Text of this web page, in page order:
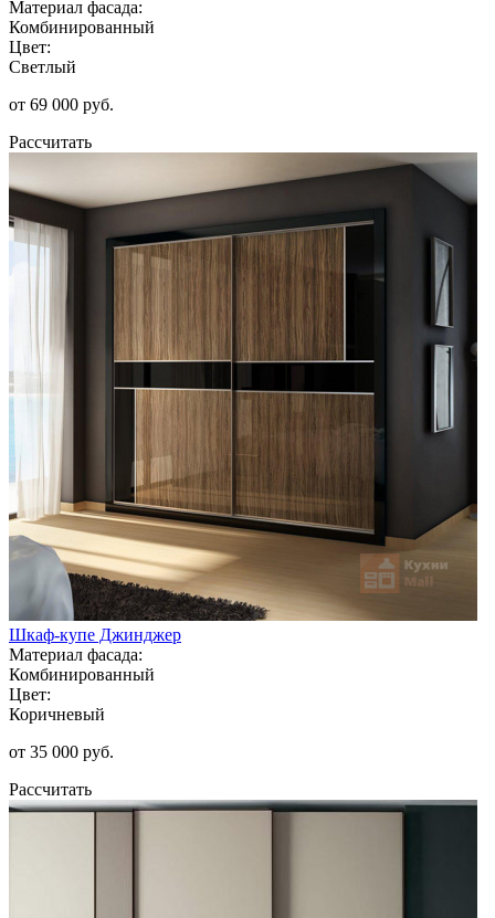
Материал фасада:
Комбинированный
Цвет:
Светлый
от 69 000 руб.
Рассчитать
Шкаф-купе Джинджер
Материал фасада:
Комбинированный
Цвет:
Коричневый
от 35 000 руб.
Рассчитать